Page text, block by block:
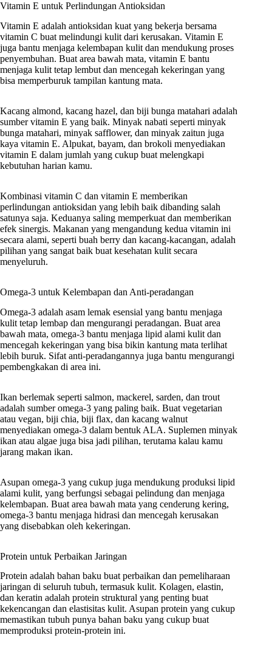
Vitamin E untuk Perlindungan Antioksidan
Vitamin E adalah antioksidan kuat yang bekerja bersama
vitamin C buat melindungi kulit dari kerusakan. Vitamin E
juga bantu menjaga kelembapan kulit dan mendukung proses
penyembuhan. Buat area bawah mata, vitamin E bantu
menjaga kulit tetap lembut dan mencegah kekeringan yang
bisa memperburuk tampilan kantung mata.
Kacang almond, kacang hazel, dan biji bunga matahari adalah
sumber vitamin E yang baik. Minyak nabati seperti minyak
bunga matahari, minyak safflower, dan minyak zaitun juga
kaya vitamin E. Alpukat, bayam, dan brokoli menyediakan
vitamin E dalam jumlah yang cukup buat melengkapi
kebutuhan harian kamu.
Kombinasi vitamin C dan vitamin E memberikan
perlindungan antioksidan yang lebih baik dibanding salah
satunya saja. Keduanya saling memperkuat dan memberikan
efek sinergis. Makanan yang mengandung kedua vitamin ini
secara alami, seperti buah berry dan kacang-kacangan, adalah
pilihan yang sangat baik buat kesehatan kulit secara
menyeluruh.
Omega-3 untuk Kelembapan dan Anti-peradangan
Omega-3 adalah asam lemak esensial yang bantu menjaga
kulit tetap lembap dan mengurangi peradangan. Buat area
bawah mata, omega-3 bantu menjaga lipid alami kulit dan
mencegah kekeringan yang bisa bikin kantung mata terlihat
lebih buruk. Sifat anti-peradangannya juga bantu mengurangi
pembengkakan di area ini.
Ikan berlemak seperti salmon, mackerel, sarden, dan trout
adalah sumber omega-3 yang paling baik. Buat vegetarian
atau vegan, biji chia, biji flax, dan kacang walnut
menyediakan omega-3 dalam bentuk ALA. Suplemen minyak
ikan atau algae juga bisa jadi pilihan, terutama kalau kamu
jarang makan ikan.
Asupan omega-3 yang cukup juga mendukung produksi lipid
alami kulit, yang berfungsi sebagai pelindung dan menjaga
kelembapan. Buat area bawah mata yang cenderung kering,
omega-3 bantu menjaga hidrasi dan mencegah kerusakan
yang disebabkan oleh kekeringan.
Protein untuk Perbaikan Jaringan
Protein adalah bahan baku buat perbaikan dan pemeliharaan
jaringan di seluruh tubuh, termasuk kulit. Kolagen, elastin,
dan keratin adalah protein struktural yang penting buat
kekencangan dan elastisitas kulit. Asupan protein yang cukup
memastikan tubuh punya bahan baku yang cukup buat
memproduksi protein-protein ini.